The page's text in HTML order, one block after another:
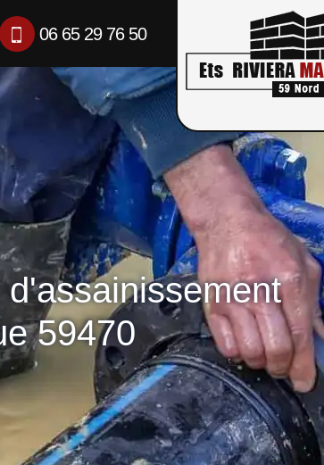
06 65 29 76 50
59470